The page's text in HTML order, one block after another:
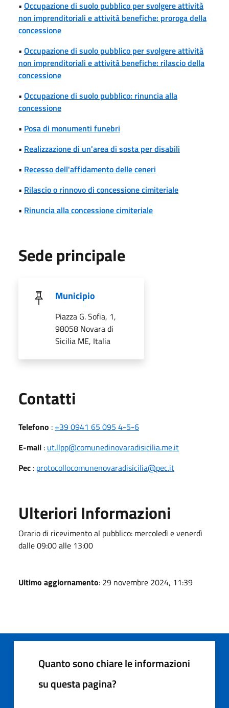
• Occupazione di suolo pubblico per svolgere attività
non imprenditoriali e attività benefiche: proroga della
concessione
• Occupazione di suolo pubblico per svolgere attività
non imprenditoriali e attività benefiche: rilascio della
concessione
• Occupazione di suolo pubblico: rinuncia alla
concessione
• Posa di monumenti funebri
• Realizzazione di un'area di sosta per disabili
• Recesso dell'affidamento delle ceneri
• Rilascio o rinnovo di concessione cimiteriale
• Rinuncia alla concessione cimiteriale
Sede principale
Municipio
Piazza G. Sofia, 1,
98058 Novara di
Sicilia ME, Italia
Contatti
Telefono : +39 0941 65 095 4-5-6
E-mail : ut.llpp@comunedinovaradisicilia.me.it
Pec : protocollocomunenovaradisicilia@pec.it
Ulteriori Informazioni
Orario di ricevimento al pubblico: mercoledì e venerdì
dalle 09:00 alle 13:00
Ultimo aggiornamento: 29 novembre 2024, 11:39
Quanto sono chiare le informazioni
su questa pagina?